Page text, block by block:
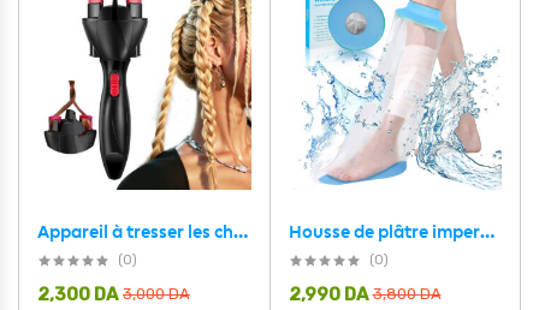
Appareil à tresser les cheveux automatique torsion rapide
(0)
3,000DA
2,300 DA
Housse de plâtre imperméable pour la douche protection pour demi jambe adulte – غطاء عازل للمياه للرجل المكسورة
(0)
3,800DA
2,990 DA